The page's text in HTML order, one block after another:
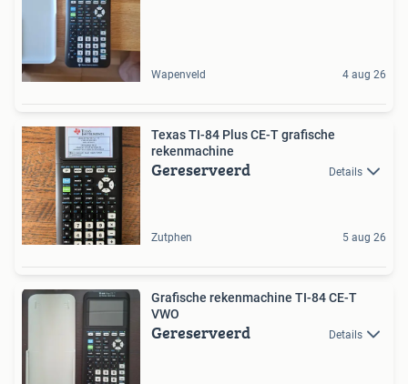
Wapenveld 4 aug 26
Texas TI-84 Plus CE-T grafische
rekenmachine
Gereserveerd Details
Zutphen 5 aug 26
Grafische rekenmachine TI-84 CE-T
VWO
Gereserveerd Details